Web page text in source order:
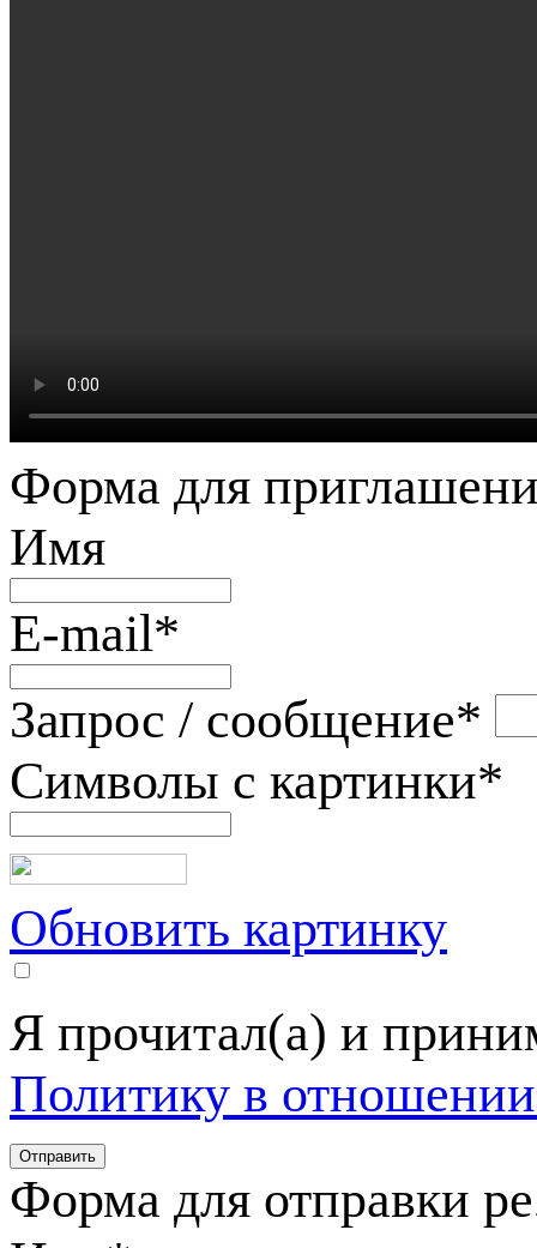
Форма для
Имя
E-mail*
Запрос / сообщение*
Символы с картинки*
Обновить картинку
Я прочитал(а) и
Политику в
Форма для отправки